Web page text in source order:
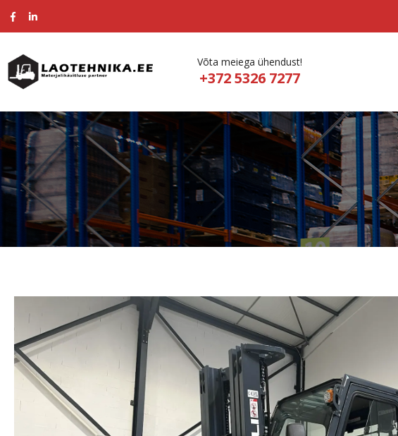
Võta meiega ühendust!
+372 5326 7277